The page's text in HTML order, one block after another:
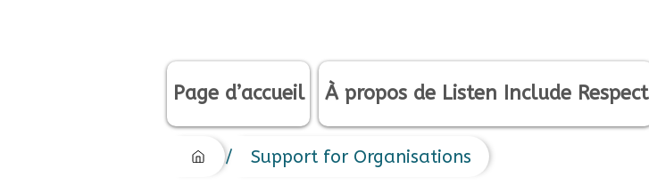
Page d’accueil À propos de Listen Include Respect
/ Support for Organisations